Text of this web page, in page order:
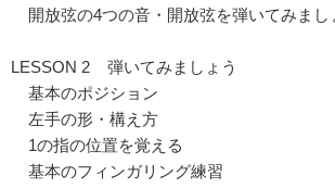
開放弦の4つの音・開放弦を弾いてみまし
LESSON 2 弾いてみましょう
基本のポジション
左手の形・構え方
1の指の位置を覚える
基本のフィンガリング練習